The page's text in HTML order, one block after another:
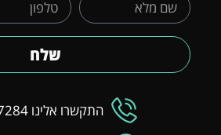
שלח
התקשרו אלינו 052-3257284